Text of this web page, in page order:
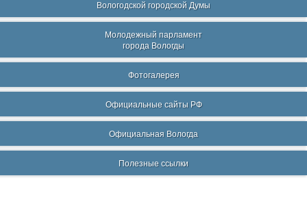
Вологодской городской Думы
Молодежный парламент
города Вологды
Фотогалерея
Официальные сайты РФ
Официальная Вологда
Полезные ссылки